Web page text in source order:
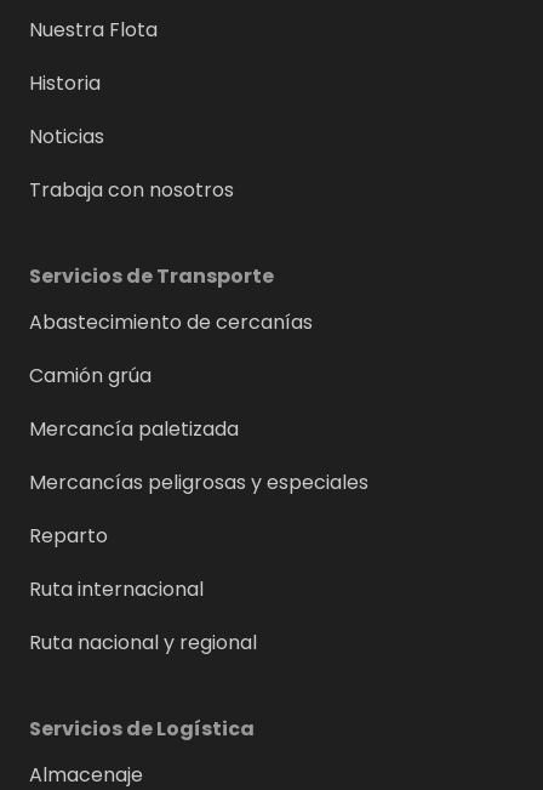
Nuestra Flota
Historia
Noticias
Trabaja con nosotros
Servicios de Transporte
Abastecimiento de cercanías
Camión grúa
Mercancía paletizada
Mercancías peligrosas y especiales
Reparto
Ruta internacional
Ruta nacional y regional
Servicios de Logística
Almacenaje